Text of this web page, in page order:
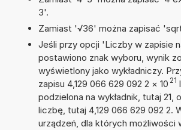
3'.
Zamiast '√36' można zapisać
Jeśli przy opcji 'Liczby w zapisie
postawiono znak wyboru, wynik
wyświetlony jako wykładniczy.
zapisu 4,129 066 629 092 2 × 10 21
podzielona na wykładnik, tutaj 21,
liczbę, tutaj 4,129 066 629 092 2.
urządzeń, dla których możliwości